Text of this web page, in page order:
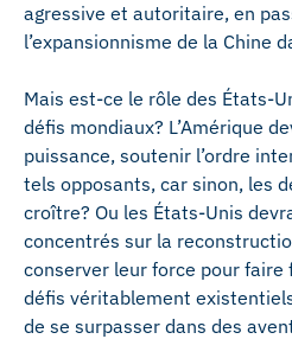
agressive et autoritaire, en
l’expansionnisme de la Chine
Mais est-ce le rôle des États-
défis mondiaux? L’Amérique
puissance, soutenir l’ordre
tels opposants, car sinon, les
croître? Ou les États-Unis
concentrés sur la
conserver leur force pour faire
défis véritablement
de se surpasser dans des